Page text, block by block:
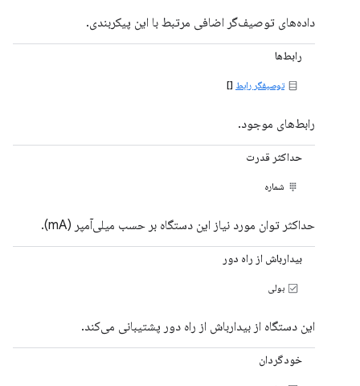
داده‌های توصیف‌گر اضافی مرتبط با این پیکربندی.
رابط‌ها
توصیفگر رابط []
رابط‌های موجود.
حداکثر قدرت
شماره
حداکثر توان مورد نیاز این دستگاه بر حسب میلی‌آمپر (mA).
بیدارباش از راه دور
بولی
این دستگاه از بیدارباش از راه دور پشتیبانی می‌کند.
خودگردان